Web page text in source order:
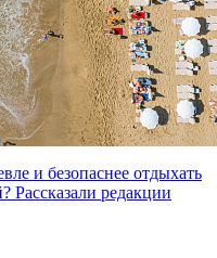
и безопаснее отдыхать
Рассказали редакции